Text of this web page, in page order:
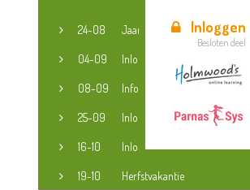
Inloggen
Besloten deel
24-08 Jaaropening
04-09 Inloopspreekuur jeugdconsulent
08-09 Informatieavond groep 3-8
25-09 Inloopspreekuur jeugdconsulent
16-10 Inloopspreekuur jeugdconsulent
19-10 Herfstvakantie